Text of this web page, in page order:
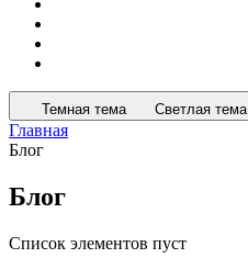
Темная тема Светлая тема
Главная
Блог
Блог
Список элементов пуст